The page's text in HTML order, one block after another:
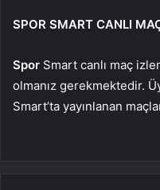
SPOR SMART CANLI
Spor Smart canlı maç
olmanız gerekmektedir.
Smart’ta yayınlanan